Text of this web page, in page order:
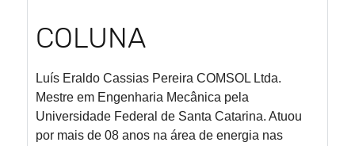
COLUNA
Luís Eraldo Cassias Pereira COMSOL Ltda.
Mestre em Engenharia Mecânica pela
Universidade Federal de Santa Catarina. Atuou
por mais de 08 anos na área de energia nas